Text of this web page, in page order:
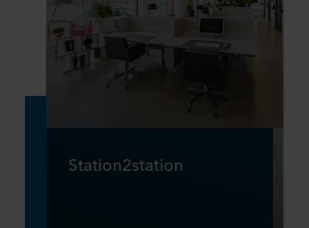
Station2station